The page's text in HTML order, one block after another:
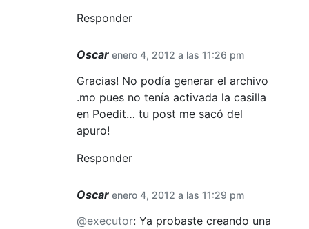
Responder
Oscar enero 4, 2012 a las 11:26 pm
Gracias! No podía generar el archivo
.mo pues no tenía activada la casilla
en Poedit… tu post me sacó del
apuro!
Responder
Oscar enero 4, 2012 a las 11:29 pm
@executor: Ya probaste creando una